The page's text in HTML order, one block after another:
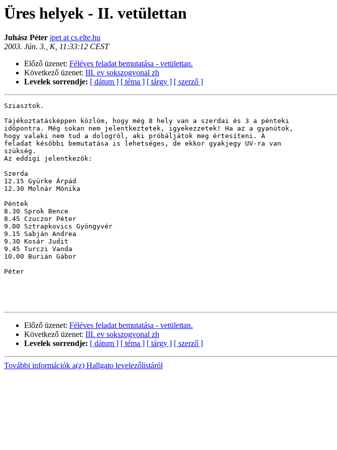
Üres helyek - II. vetülettan
Juhász Péter jpet at cs.elte.hu
2003. Jún. 3., K, 11:33:12 CEST
Előző üzenet: Féléves feladat bemutatása - vetülettan.
Következő üzenet: III. ev sokszogvonal zh
Levelek sorrendje: [ dátum ] [ téma ] [ tárgy ] [ szerző ]
Sziasztok.
Tájékoztatásképpen közlöm, hogy még 8 hely van a szerdai és 3 a pénteki
időpontra. Még sokan nem jelentkeztetek, igyekezzetek! Ha az a gyanútok,
hogy valaki nem tud a dologról, aki próbáljátok meg értesíteni. A
feladat későbbi bemutatása is lehetséges, de ekkor gyakjegy UV-ra van
szükség.
Az eddigi jelentkezők:
Szerda
12.15 Gyürke Árpád
12.30 Molnár Mónika
Péntek
8.30 Sprok Bence
8.45 Czuczor Péter
9.00 Sztrapkovics Gyöngyvér
9.15 Sabján Andrea
9.30 Kosár Judit
9.45 Turczi Vanda
10.00 Burián Gábor
Péter
Előző üzenet: Féléves feladat bemutatása - vetülettan.
Következő üzenet: III. ev sokszogvonal zh
Levelek sorrendje: [ dátum ] [ téma ] [ tárgy ] [ szerző ]
További információk a(z) Hallgato levelezőlistáról